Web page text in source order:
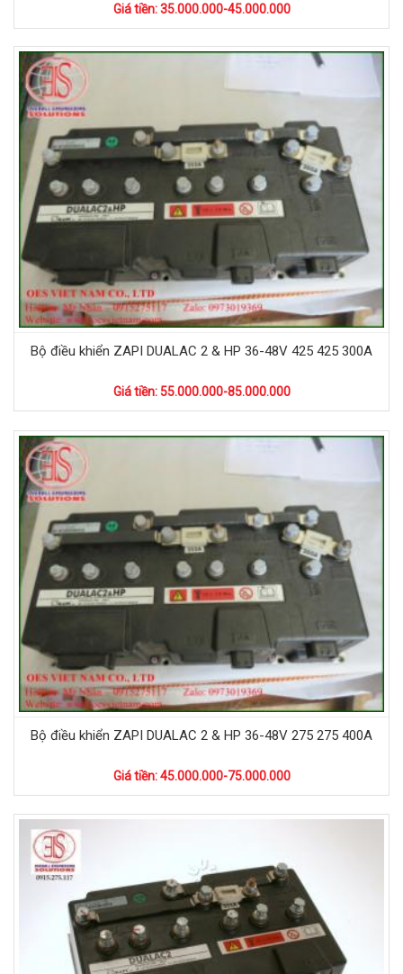
Giá tiền: 35.000.000-45.000.000
Bộ điều khiển ZAPI DUALAC 2 & HP 36-48V 425 425 300A
Giá tiền: 55.000.000-85.000.000
Bộ điều khiển ZAPI DUALAC 2 & HP 36-48V 275 275 400A
Giá tiền: 45.000.000-75.000.000